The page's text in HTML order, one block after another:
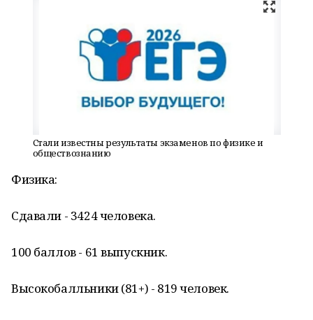
Стали известны результаты экзаменов по физике и
обществознанию
Физика:
Сдавали - 3424 человека.
100 баллов - 61 выпускник.
Высокобалльники (81+) - 819 человек.